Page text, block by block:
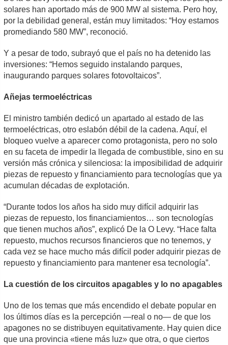
solares han aportado más de 900 MW al sistema. Pero hoy,
por la debilidad general, están muy limitados: “Hoy estamos
promediando 580 MW”, reconoció.
Y a pesar de todo, subrayó que el país no ha detenido las
inversiones: “Hemos seguido instalando parques,
inaugurando parques solares fotovoltaicos”.
Añejas termoeléctricas
El ministro también dedicó un apartado al estado de las
termoeléctricas, otro eslabón débil de la cadena. Aquí, el
bloqueo vuelve a aparecer como protagonista, pero no solo
en su faceta de impedir la llegada de combustible, sino en su
versión más crónica y silenciosa: la imposibilidad de adquirir
piezas de repuesto y financiamiento para tecnologías que ya
acumulan décadas de explotación.
“Durante todos los años ha sido muy difícil adquirir las
piezas de repuesto, los financiamientos… son tecnologías
que tienen muchos años”, explicó De la O Levy. “Hace falta
repuesto, muchos recursos financieros que no tenemos, y
cada vez se hace mucho más difícil poder adquirir piezas de
repuesto y financiamiento para mantener esa tecnología”.
La cuestión de los circuitos apagables y lo no apagables
Uno de los temas que más encendido el debate popular en
los últimos días es la percepción —real o no— de que los
apagones no se distribuyen equitativamente. Hay quien dice
que una provincia «tiene más luz» que otra, o que ciertos